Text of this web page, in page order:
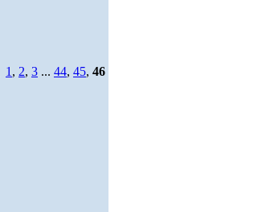
1 , 2, 3 ... 44, 45, 46